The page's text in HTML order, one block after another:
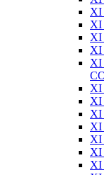
XI
XI
XI
XI
XI
XI
XI
XI
XI
XI
XI
XI